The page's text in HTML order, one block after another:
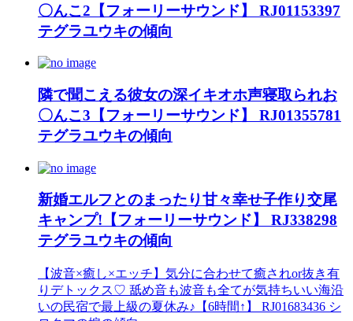
〇んこ2【フォーリーサウンド】 RJ01153397
テグラユウキの傾向
隣で聞こえる彼女の深イキオホ声寝取られお
〇んこ3【フォーリーサウンド】 RJ01355781
テグラユウキの傾向
新婚エルフとのまったり甘々幸せ子作り交尾
キャンプ!【フォーリーサウンド】 RJ338298
テグラユウキの傾向
【波音×癒し×エッチ】気分に合わせて癒されor抜き有
りデトックス♡ 舐め音も波音も全てが気持ちいい海沿
いの民宿で最上級の夏休み♪【6時間↑】 RJ01683436 シ